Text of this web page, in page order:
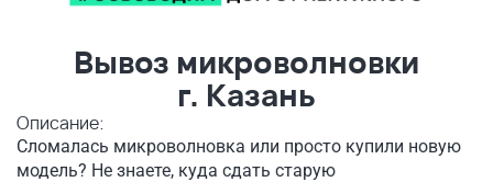
Вывоз микроволновки
г. Казань
Описание:
Сломалась микроволновка или просто купили новую
модель? Не знаете, куда сдать старую